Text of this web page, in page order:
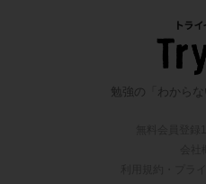
勉強の「わから